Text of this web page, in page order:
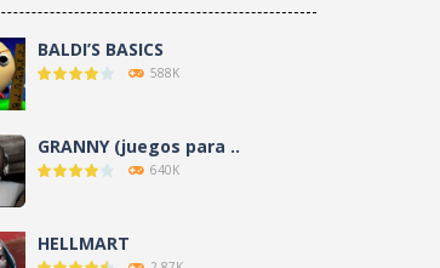
Play Play Play
BALDI’S BASICS
588K
GRANNY (juegos para ..
640K
HELLMART